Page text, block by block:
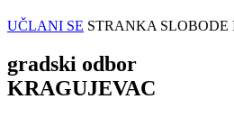
UČLANI SE STRANKA SLOBODE
gradski odbor
KRAGUJEVAC